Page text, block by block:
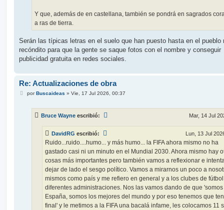
Y que, además de en castellana, también se pondrá en sagrados
a ras de tierra.
Serán las típicas letras en el suelo que han puesto hasta en el pueblo
recóndito para que la gente se saque fotos con el nombre y conseguir
publicidad gratuita en redes sociales.
Re: Actualizaciones de obra
MporBuscaideas » Vie, 17 Jul 2026, 00:37
Bruce Wayne escribió: Mar, 14 Jul
DavidRG escribió: Lun, 13 Jul
Ruido...ruido....humo... y más humo... la FIFA ahora mismo no ha
gastado casi ni un minuto en el Mundial 2030. Ahora mismo hay
cosas más importantes pero también vamos a reflexionar e
dejar de lado el sesgo político. Vamos a mirarnos un poco a
mismos como país y me refiero en general y a los clubes de
diferentes administraciones. Nos las vamos dando de que 'somos
España, somos los mejores del mundo y por eso tenemos que
final' y le metimos a la FIFA una bacalá infame, les colocamos 11